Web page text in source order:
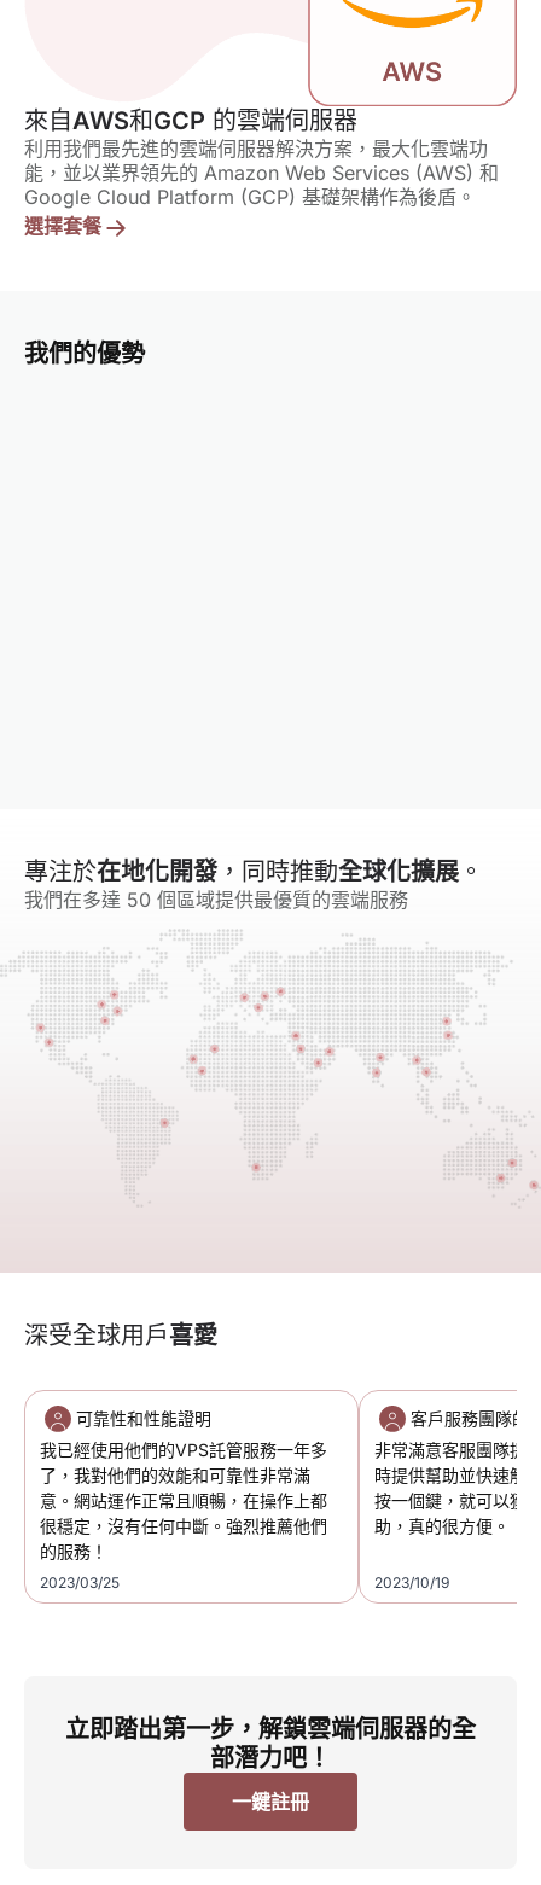
來自AWS和GCP 的雲端伺服器
利用我們最先進的雲端伺服器解決方案，最大化雲端功
能，並以業界領先的 Amazon Web Services (AWS) 和
Google Cloud Platform (GCP) 基礎架構作為後盾。
選擇套餐
我們的優勢
專注於在地化開發，同時推動全球化擴展 。
我們在多達 50 個區域提供最優質的雲端服務
深受全球用戶喜愛
可靠性和性能證明
我已經使用他們的VPS託管服務一年多
了，我對他們的效能和可靠性非常滿
意。網站運作正常且順暢，在操作上都
很穩定，沒有任何中斷。強烈推薦他們
的服務！
2023/03/25
客戶服務團隊的
非常滿意客服團隊提
時提供幫助並快速解
按一個鍵，就可以獲
助，真的很方便。
2023/10/19
立即踏出第一步，解鎖雲端伺服器的全
部潛力吧！
一鍵註冊